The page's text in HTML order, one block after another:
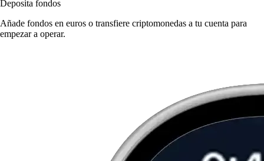
Deposita fondos
Añade fondos en euros o transfiere criptomonedas a tu cuenta para
empezar a operar.